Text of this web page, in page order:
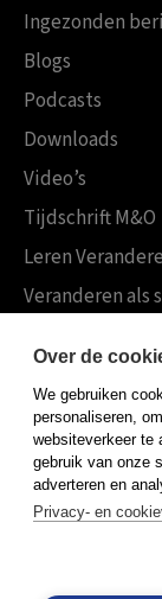
Ingezonden
Blogs
Podcasts
Downloads
Video’s
Tijdschrift M&O
Leren
Veranderen als
Koninklijke
Boom
Boom Hoger
Privacy policy
Over de
We gebruiken
personaliseren,
websiteverkeer te
gebruik van onze
adverteren en
Privacy- en